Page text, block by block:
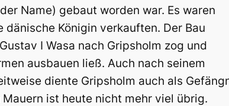
Name) gebaut worden war. Es waren
Königin verkauften. Der Bau
I Wasa nach Gripsholm zog und
ausbauen ließ. Auch nach seinem
diente Gripsholm auch als
ist heute nicht mehr viel übrig.